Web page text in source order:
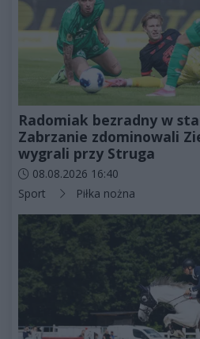
Radomiak bezradny w
Zabrzanie zdominowali
wygrali przy Struga
Data dodania artykułu:
08.08.2026 16:40
Kategorie artykułu:
Sport Piłka nożna